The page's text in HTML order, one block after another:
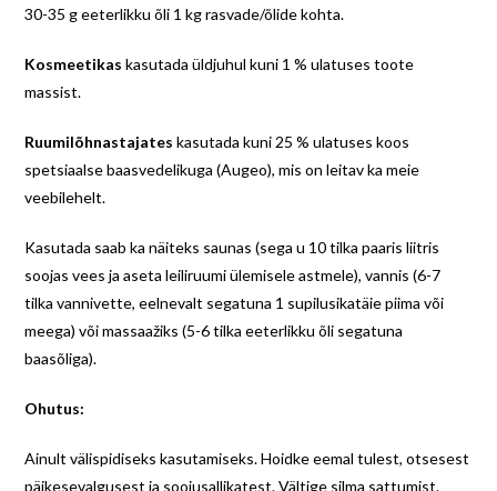
30-35 g eeterlikku õli 1 kg rasvade/õlide kohta.
Kosmeetikas kasutada üldjuhul kuni 1 % ulatuses toote
massist.
Ruumilõhnastajates kasutada kuni 25 % ulatuses koos
spetsiaalse baasvedelikuga (Augeo), mis on leitav ka meie
veebilehelt.
Kasutada saab ka näiteks saunas (sega u 10 tilka paaris liitris
soojas vees ja aseta leiliruumi ülemisele astmele), vannis (6-7
tilka vannivette, eelnevalt segatuna 1 supilusikatäie piima või
meega) või massaažiks (5-6 tilka eeterlikku õli segatuna
baasõliga).
Ohutus:
Ainult välispidiseks kasutamiseks. Hoidke eemal tulest, otsesest
päikesevalgusest ja soojusallikatest. Vältige silma sattumist.